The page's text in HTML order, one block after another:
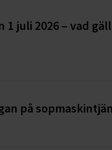
1 juli 2026 – vad
på